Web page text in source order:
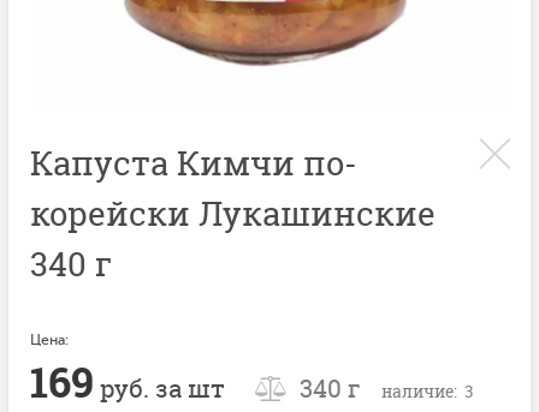
Капуста Кимчи по-
корейски Лукашинские
340 г
Цена:
169 руб. за шт 340 г наличие: 3